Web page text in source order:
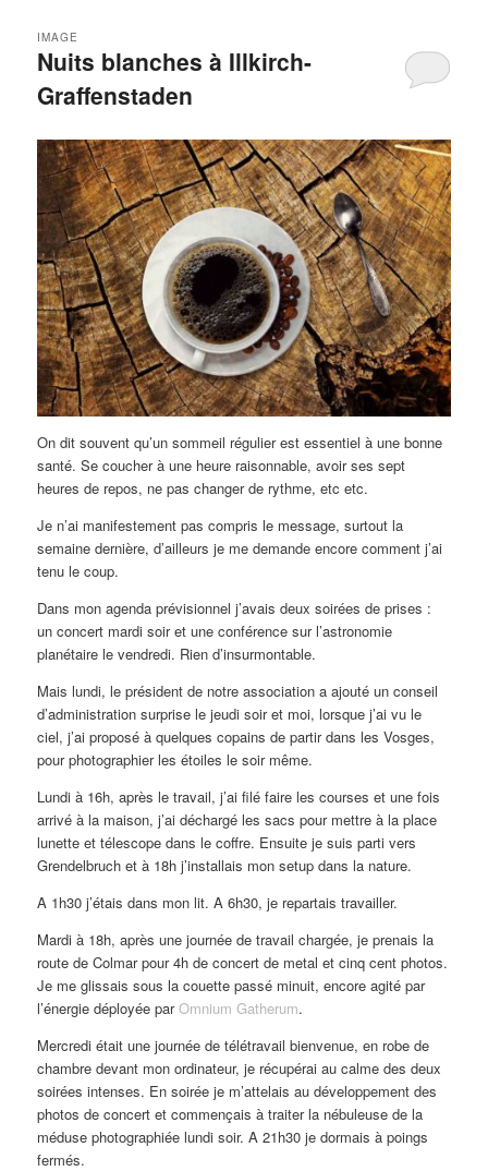
Nuits blanches à Illkirch-
Graffenstaden
IMAGE
On dit souvent qu’un sommeil régulier est essentiel à une bonne
santé. Se coucher à une heure raisonnable, avoir ses sept
heures de repos, ne pas changer de rythme, etc etc.
Je n’ai manifestement pas compris le message, surtout la
semaine dernière, d’ailleurs je me demande encore comment j’ai
tenu le coup.
Dans mon agenda prévisionnel j’avais deux soirées de prises :
un concert mardi soir et une conférence sur l’astronomie
planétaire le vendredi. Rien d’insurmontable.
Mais lundi, le président de notre association a ajouté un conseil
d’administration surprise le jeudi soir et moi, lorsque j’ai vu le
ciel, j’ai proposé à quelques copains de partir dans les Vosges,
pour photographier les étoiles le soir même.
Lundi à 16h, après le travail, j’ai filé faire les courses et une fois
arrivé à la maison, j’ai déchargé les sacs pour mettre à la place
lunette et télescope dans le coffre. Ensuite je suis parti vers
Grendelbruch et à 18h j’installais mon setup dans la nature.
A 1h30 j’étais dans mon lit. A 6h30, je repartais travailler.
Mardi à 18h, après une journée de travail chargée, je prenais la
route de Colmar pour 4h de concert de metal et cinq cent photos.
Je me glissais sous la couette passé minuit, encore agité par
l’énergie déployée parOmnium Gatherum.
Mercredi était une journée de télétravail bienvenue, en robe de
chambre devant mon ordinateur, je récupérai au calme des deux
soirées intenses. En soirée je m’attelais au développement des
photos de concert et commençais à traiter la nébuleuse de la
méduse photographiée lundi soir. A 21h30 je dormais à poings
fermés.